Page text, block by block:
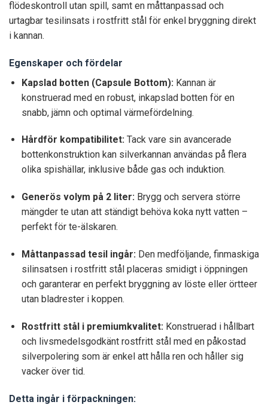
flödeskontroll utan spill, samt en måttanpassad och
urtagbar tesilinsats i rostfritt stål för enkel bryggning direkt
i kannan.
Egenskaper och fördelar
Kapslad botten (Capsule Bottom): Kannan är
konstruerad med en robust, inkapslad botten för en
snabb, jämn och optimal värmefördelning.
Hårdför kompatibilitet:Tack vare sin avancerade
bottenkonstruktion kan silverkannan användas på flera
olika spishällar, inklusive både gas och induktion.
Generös volym på 2 liter:Brygg och servera större
mängder te utan att ständigt behöva koka nytt vatten –
perfekt för te-älskaren.
Måttanpassad tesil ingår:Den medföljande, finmaskiga
silinsatsen i rostfritt stål placeras smidigt i öppningen
och garanterar en perfekt bryggning av löste eller örtteer
utan bladrester i koppen.
Rostfritt stål i premiumkvalitet:Konstruerad i hållbart
och livsmedelsgodkänt rostfritt stål med en påkostad
silverpolering som är enkel att hålla ren och håller sig
vacker över tid.
Detta ingår i förpackningen: